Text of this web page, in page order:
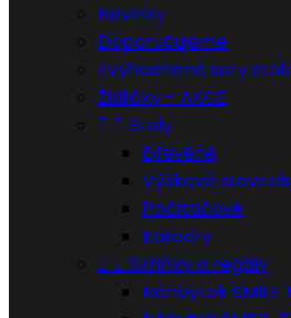
Novinky
Doporučujeme
Zvýhodněné sety
Židličky - AKCE
  Stoly
Dřevěné
Výškově
Počítačové
Katedry
  Skříňky a regály
Nánbytek SMILE